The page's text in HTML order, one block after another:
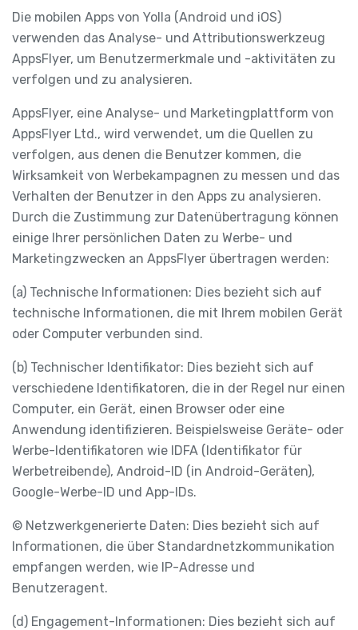
Die mobilen Apps von Yolla (Android und iOS)
verwenden das Analyse- und Attributionswerkzeug
AppsFlyer, um Benutzermerkmale und -aktivitäten zu
verfolgen und zu analysieren.
AppsFlyer, eine Analyse- und Marketingplattform von
AppsFlyer Ltd., wird verwendet, um die Quellen zu
verfolgen, aus denen die Benutzer kommen, die
Wirksamkeit von Werbekampagnen zu messen und das
Verhalten der Benutzer in den Apps zu analysieren.
Durch die Zustimmung zur Datenübertragung können
einige Ihrer persönlichen Daten zu Werbe- und
Marketingzwecken an AppsFlyer übertragen werden:
(a) Technische Informationen: Dies bezieht sich auf
technische Informationen, die mit Ihrem mobilen Gerät
oder Computer verbunden sind.
(b) Technischer Identifikator: Dies bezieht sich auf
verschiedene Identifikatoren, die in der Regel nur einen
Computer, ein Gerät, einen Browser oder eine
Anwendung identifizieren. Beispielsweise Geräte- oder
Werbe-Identifikatoren wie IDFA (Identifikator für
Werbetreibende), Android-ID (in Android-Geräten),
Google-Werbe-ID und App-IDs.
© Netzwerkgenerierte Daten: Dies bezieht sich auf
Informationen, die über Standardnetzkommunikation
empfangen werden, wie IP-Adresse und
Benutzeragent.
(d) Engagement-Informationen: Dies bezieht sich auf